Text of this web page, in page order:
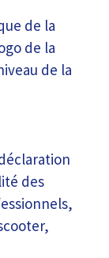
de la
de la
de la
des